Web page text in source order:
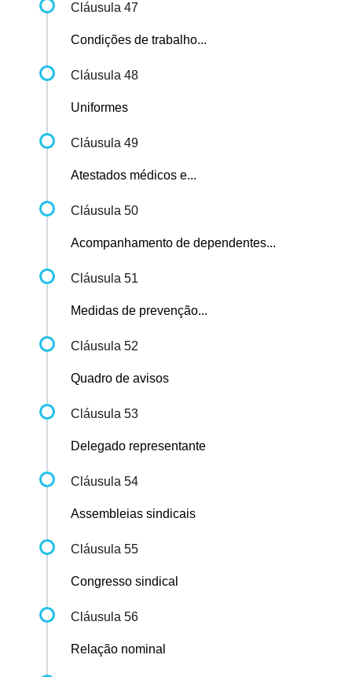
Cláusula 47
Condições de trabalho...
Cláusula 48
Uniformes
Cláusula 49
Atestados médicos e...
Cláusula 50
Acompanhamento de dependentes...
Cláusula 51
Medidas de prevenção...
Cláusula 52
Quadro de avisos
Cláusula 53
Delegado representante
Cláusula 54
Assembleias sindicais
Cláusula 55
Congresso sindical
Cláusula 56
Relação nominal